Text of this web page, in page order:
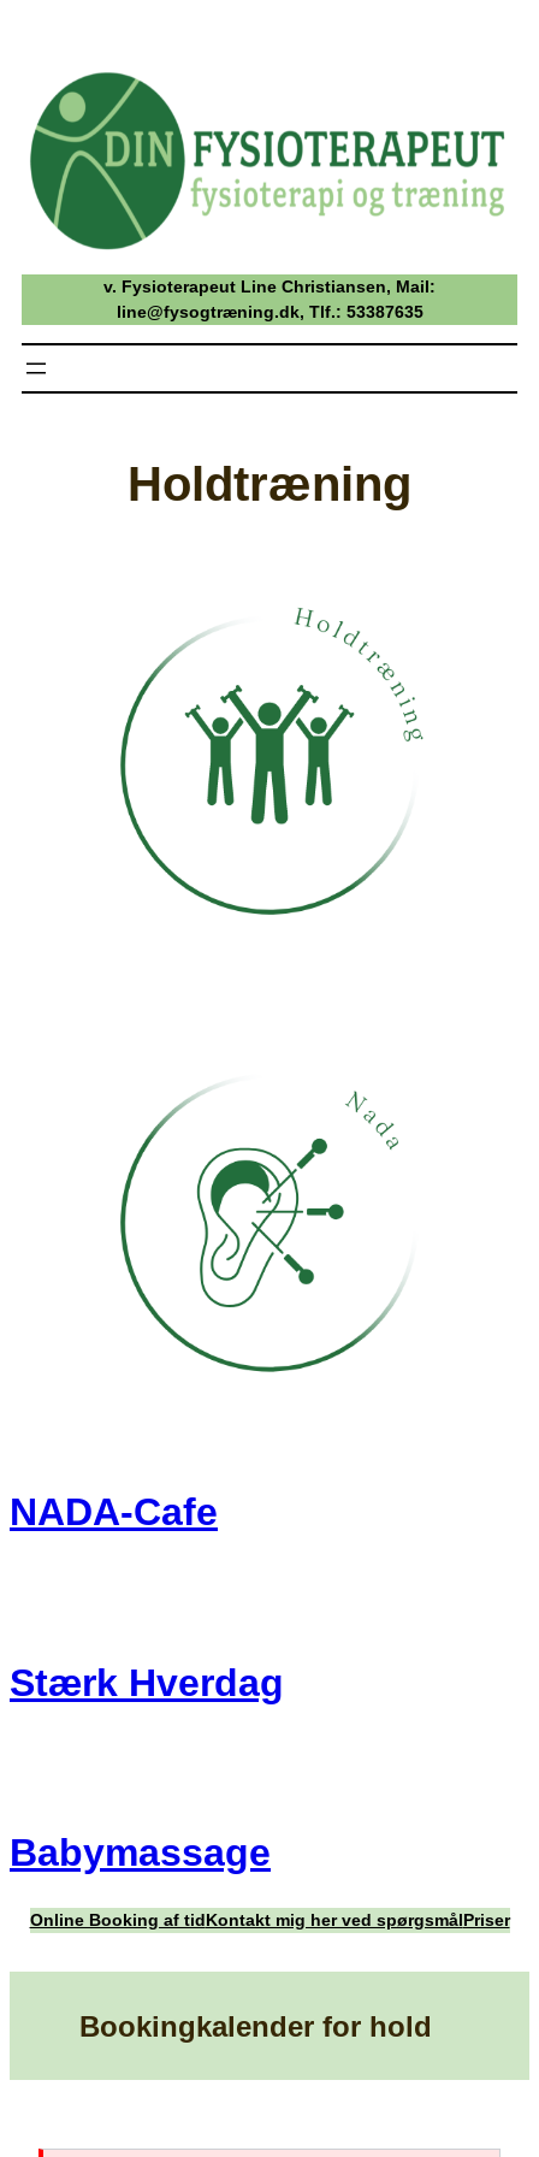
v. Fysioterapeut Line Christiansen, Mail:
line@fysogtræning.dk, Tlf.: 53387635
Holdtræning
NADA-Cafe
Stærk Hverdag
Babymassage
Online Booking af tidKontakt mig her ved spørgsmålPriser
Bookingkalender for hold